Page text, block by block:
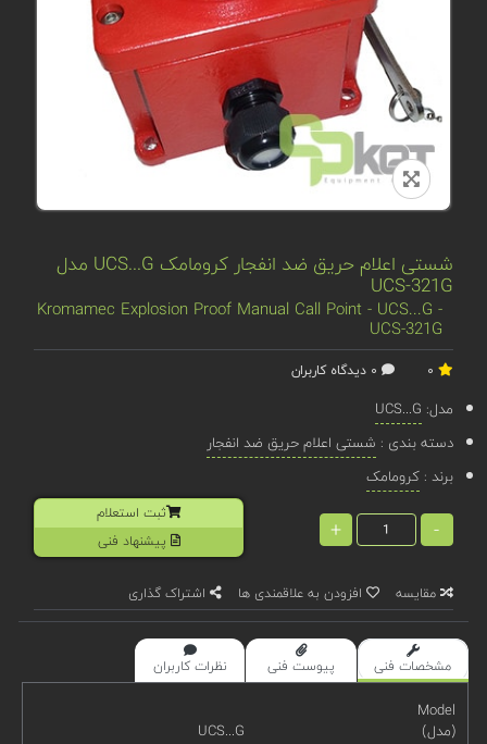
شستی اعلام حریق ضد انفجار کرومامک UCS...G مدل
UCS-321G
Kromamec Explosion Proof Manual Call Point - UCS...G -
UCS-321G
مدل: UCS...G
دسته بندی : شستی اعلام حریق ضد انفجار
برند :کرومامک
-
+
ثبت استعلام
پیشنهاد فنی
مقایسه افزودن به علاقمندی ها اشتراک گذاری
مشخصات فنی پیوست فنی نظرات کاربران
Model
(مدل)
UCS...G